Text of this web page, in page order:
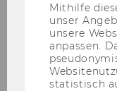
Interreg SIV
Internationale
Mithilfe
unser
unsere
anpassen.
statistisch